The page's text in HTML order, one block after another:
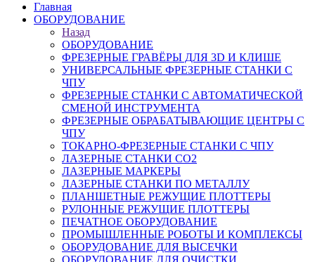
Главная
ОБОРУДОВАНИЕ
Назад
ОБОРУДОВАНИЕ
ФРЕЗЕРНЫЕ ГРАВЁРЫ ДЛЯ 3D И КЛИШЕ
УНИВЕРСАЛЬНЫЕ ФРЕЗЕРНЫЕ СТАНКИ С
ЧПУ
ФРЕЗЕРНЫЕ СТАНКИ С АВТОМАТИЧЕСКОЙ
СМЕНОЙ ИНСТРУМЕНТА
ФРЕЗЕРНЫЕ ОБРАБАТЫВАЮЩИЕ ЦЕНТРЫ С
ЧПУ
ТОКАРНО-ФРЕЗЕРНЫЕ СТАНКИ С ЧПУ
ЛАЗЕРНЫЕ СТАНКИ CO2
ЛАЗЕРНЫЕ МАРКЕРЫ
ЛАЗЕРНЫЕ СТАНКИ ПО МЕТАЛЛУ
ПЛАНШЕТНЫЕ РЕЖУЩИЕ ПЛОТТЕРЫ
РУЛОННЫЕ РЕЖУЩИЕ ПЛОТТЕРЫ
ПЕЧАТНОЕ ОБОРУДОВАНИЕ
ПРОМЫШЛЕННЫЕ РОБОТЫ И КОМПЛЕКСЫ
ОБОРУДОВАНИЕ ДЛЯ ВЫСЕЧКИ
ОБОРУДОВАНИЕ ДЛЯ ОЧИСТКИ